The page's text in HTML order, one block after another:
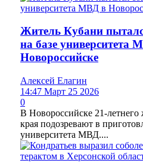
Житель Кубани
на базе университета
Новороссийске
Алексей Елагин
14:47 Март 25 2026
0
В Новороссийске 21-летнего
края подозревают в
университета МВД....